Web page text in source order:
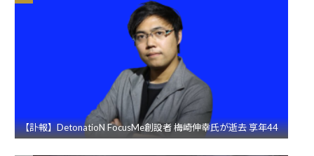
【訃報】DetonatioN FocusMe創設者 梅崎伸幸氏が逝去 享年44